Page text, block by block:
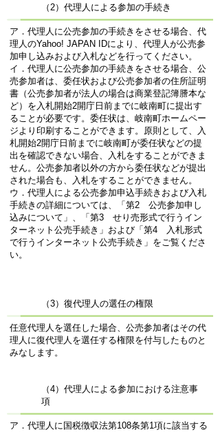
（2）代理人による参加の手続き
ア．代理人に公売参加の手続きをさせる場合、代
理人のYahoo! JAPAN IDにより、代理人が公売参
加申し込みおよび入札などを行ってください。
イ．代理人に公売参加の手続きをさせる場合、公
売参加者は、委任状および公売参加者の住所証明
書（公売参加者が法人の場合は商業登記簿謄本な
ど）を入札開始2開庁日前までに岐南町に提出す
ることが必要です。委任状は、岐南町ホームペー
ジより印刷することができます。原則として、入
札開始2開庁日前までに岐南町が委任状などの提
出を確認できない場合、入札をすることができま
せん。公売参加者以外の方から委任状などが提出
された場合も、入札をすることができません。
ウ．代理人による公売参加申込手続きおよび入札
手続きの詳細については、「第2 公売参加申し
込みについて」、「第3 せり売形式で行うイン
ターネット公売手続き」および「第4 入札形式
で行うインターネット公売手続き」をご覧くださ
い。
（3）復代理人の選任の権限
任意代理人を選任した場合、公売参加者はその代
理人に復代理人を選任する権限を付与したものと
みなします。
（4）代理人による参加における注意事
項
ア．代理人に国税徴収法第108条第1項に該当する